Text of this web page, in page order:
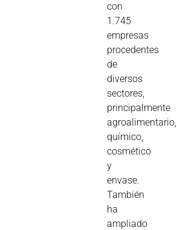
con
1.745
empresas
procedentes
de
diversos
sectores,
principalmente
agroalimentario,
químico,
cosmético
y
envase.
También
ha
ampliado